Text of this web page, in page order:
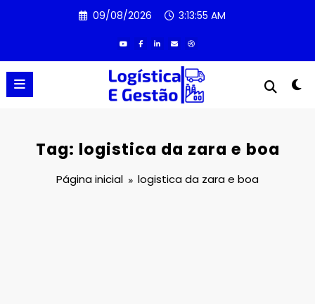
09/08/2026 3:13:55 AM
Tag: logistica da zara e boa
Página inicial logistica da zara e boa